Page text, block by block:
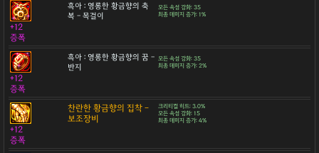
흑아 : 영롱한 황금향의 축
복 - 목걸이
모든 속성 강화: 35
최종 데미지 증가: 1%
+12
증폭
흑아 : 영롱한 황금향의 꿈 -
반지
모든 속성 강화: 35
최종 데미지 증가: 2%
+12
증폭
찬란한 황금향의 집착 -
보조장비
크리티컬 히트: 3.0%
모든 속성 강화: 15
최종 데미지 증가: 4%
+12
증폭